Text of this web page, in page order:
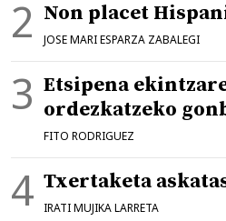
Non placet
JOSE MARI ESPARZA ZABALEGI
Etsipena
ordezkatzeko
FITO RODRIGUEZ
Txertaketa
IRATI MUJIKA LARRETA